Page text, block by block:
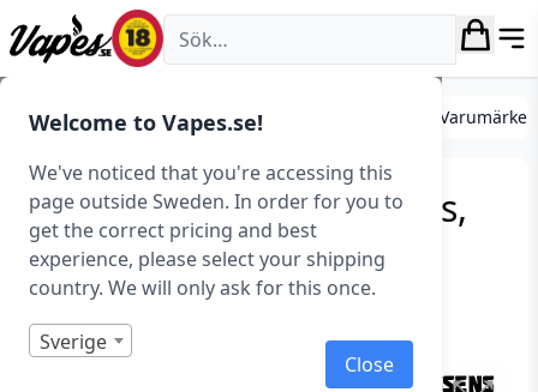
Welcome to Vapes.se!
We've noticed that you're accessing this
page outside Sweden. In order for you to
get the correct pricing and best
experience, please select your shipping
country. We will only ask for this once.
Sverige
Close
Vapes.se
DIY Mixa egen e-juice Essenser Essenser
TFA – RY4 Double (Essens,
Tobak)
Art.nr: 36730
Slut i lager